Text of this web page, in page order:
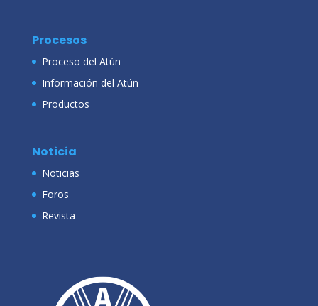
Procesos
Proceso del Atún
Información del Atún
Productos
Noticia
Noticias
Foros
Revista